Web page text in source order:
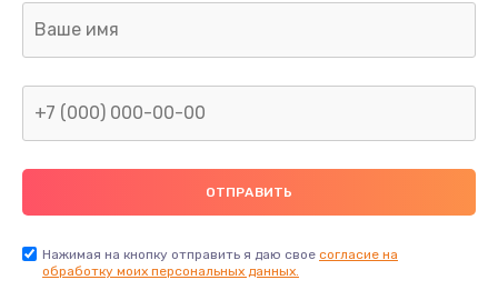
Нажимая на кнопку отправить я даю свое согласие на
обработку моих персональных данных.